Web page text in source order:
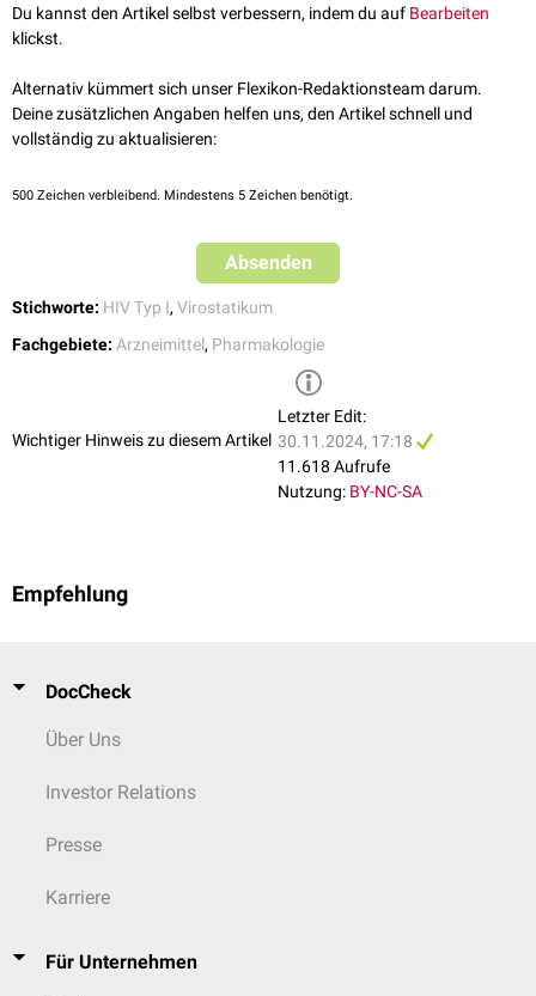
↑ 4,00 4,01 4,02 4,03 4,04 4,05 4,06 4,07 4,08 4,09 Fachinformation Sunlenca
Swissmedic, abgerufen am 28.11.2024
abgerufen am 28.11.2024
↑Bekker LG et al.Twice-Yearly Lenacapavir or Daily F/TAF for HIV
Prevention in Cisgender Women
and Gender-Diverse Persons
. N Engl J Med. 2024
Lenacapavir: First Approval . Drugs. 2022
Du kannst den Artikel selbst verbessern, indem du auf Bearbeiten
klickst.
Alternativ kümmert sich unser Flexikon-Redaktionsteam darum.
Deine zusätzlichen Angaben helfen uns, den Artikel schnell und
vollständig zu aktualisieren:
500 Zeichen verbleibend. Mindestens 5 Zeichen benötigt.
Absenden
Stichworte: HIV Typ I, Virostatikum
Fachgebiete: Arzneimittel, Pharmakologie
Wichtiger Hinweis zu diesem Artikel
Letzter Edit:
30.11.2024, 17:18
11.618 Aufrufe
Nutzung: BY-NC-SA
Empfehlung
DocCheck
Über Uns
Investor Relations
Presse
Karriere
Für Unternehmen